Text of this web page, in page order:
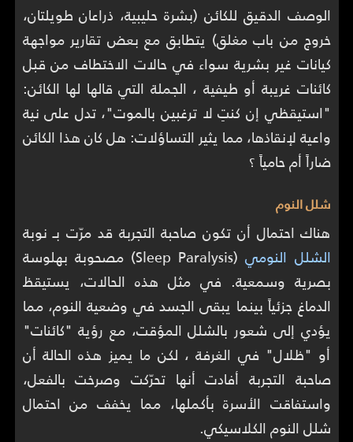
الوصف الدقيق للكائن (بشرة حليبية، ذراعان طويلتان،
خروج من باب مغلق) يتطابق مع بعض تقارير مواجهة
كيانات غير بشرية سواء في حالات الاختطاف من قبل
كائنات غريبة أو طيفية ، الجملة التي قالها لها الكائن:
"استيقظي إن كنتِ لا ترغبين بالموت"، تدل على نية
واعية لإنقاذها، مما يثير التساؤلات: هل كان هذا الكائن
ضاراً أم حامياً ؟
شلل النوم
هناك احتمال أن تكون صاحبة التجربة قد مرّت بـ نوبة
الشلل النومي
(Sleep Paralysis) مصحوبة بهلوسة
بصرية وسمعية. في مثل هذه الحالات، يستيقظ
الدماغ جزئياً بينما يبقى الجسد في وضعية النوم، مما
يؤدي إلى شعور بالشلل المؤقت، مع رؤية "كائنات"
أو "ظلال" في الغرفة ، لكن ما يميز هذه الحالة أن
صاحبة التجربة أفادت أنها تحرّكت وصرخت بالفعل،
واستفاقت الأسرة بأكملها، مما يخفف من احتمال
شلل النوم الكلاسيكي.